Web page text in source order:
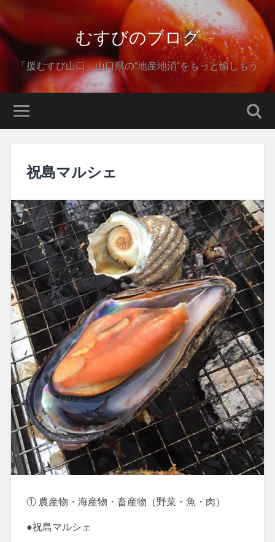
むすびのブログ
「援むすび山口」山口県の"地産地消"をもっと愉しもう
祝島マルシェ
① 農産物・海産物・畜産物（野菜・魚・肉）
●祝島マルシェ